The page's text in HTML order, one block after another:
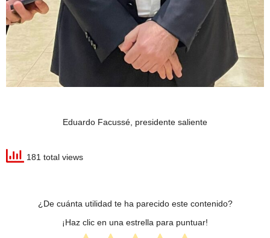
Eduardo Facussé, presidente saliente
181 total views
¿De cuánta utilidad te ha parecido este contenido?
¡Haz clic en una estrella para puntuar!